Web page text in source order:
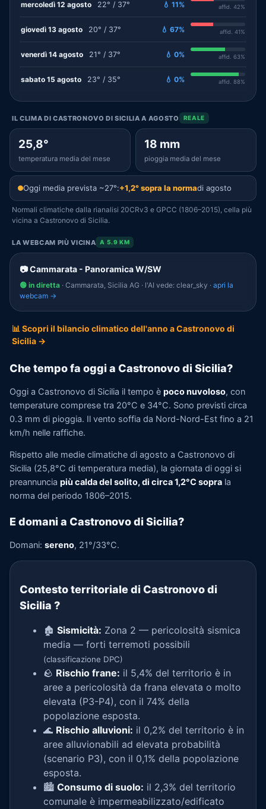
mercoledì 12 agosto 22° / 37° 💧 11% affid. 42%
giovedì 13 agosto 20° / 37° 💧 67% affid. 41%
venerdì 14 agosto 21° / 37° 💧 0% affid. 63%
sabato 15 agosto 23° / 35° 💧 0% affid. 88%
IL CLIMA DI CASTRONOVO DI SICILIA A AGOSTO REALE
25,8°
temperatura media del mese
18 mm
pioggia media del mese
Oggi media prevista ~27°:+1,2° sopra la normadi agosto
Normali climatiche dalla rianalisi 20CRv3 e GPCC (1806–2015), cella più
vicina a Castronovo di Sicilia.
LA WEBCAM PIÙ VICINA A 5.9 KM
📷 Cammarata - Panoramica W/SW
🟢 in diretta · Cammarata, Sicilia AG · l'AI vede: clear_sky · apri la
webcam →
📊 Scopri il bilancio climatico dell'anno a Castronovo di
Sicilia →
Che tempo fa oggi a Castronovo di Sicilia?
Oggi a Castronovo di Sicilia il tempo è poco nuvoloso, con
temperature comprese tra 20°C e 34°C. Sono previsti circa
0.3 mm di pioggia. Il vento soffia da Nord-Nord-Est fino a 21
km/h nelle raffiche.
Rispetto alle medie climatiche di agosto a Castronovo di
Sicilia (25,8°C di temperatura media), la giornata di oggi si
preannuncia più calda del solito, di circa 1,2°C sopra la
norma del periodo 1806–2015.
E domani a Castronovo di Sicilia?
Domani: sereno, 21°/33°C.
Contesto territoriale di Castronovo di
Sicilia ?
🏚️ Sismicità: Zona 2 — pericolosità sismica
media — forti terremoti possibili
(classificazione DPC)
🪨 Rischio frane: il 5,4% del territorio è in
aree a pericolosità da frana elevata o molto
elevata (P3-P4), con il 74% della
popolazione esposta.
🌊 Rischio alluvioni: il 0,2% del territorio è in
aree alluvionabili ad elevata probabilità
(scenario P3), con il 0,1% della popolazione
esposta.
🏙️ Consumo di suolo: il 2,3% del territorio
comunale è impermeabilizzato/edificato